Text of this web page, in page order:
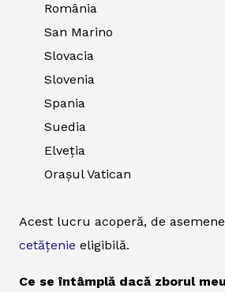
România
San Marino
Slovacia
Slovenia
Spania
Suedia
Elveția
Orașul Vatican
Acest lucru acoperă, de
cetățenie eligibilă.
Ce se întâmplă dacă zborul